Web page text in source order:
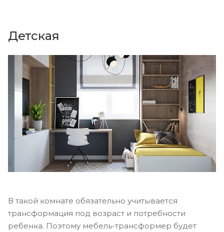
Детская
В такой комнате обязательно учитывается
трансформация под возраст и потребности
ребенка. Поэтому мебель-трансформер будет